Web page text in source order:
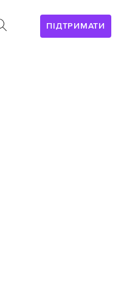
ПІДТРИМАТИ